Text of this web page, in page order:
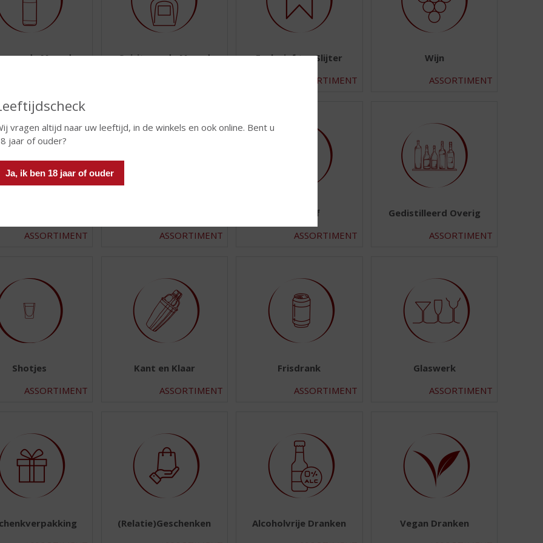
vragen altijd naar uw leeftijd, in de winkels en ook online. Bent u
jaar of ouder?
Ja, ik ben 18 jaar of ouder
van de Maand
Spirit van de Maand
Exclusief topSlijter
ASSORTIMENT
Wijn
ASSORTIMENT
ASSORTIMENT
ASSORTIMENT
Aperitief
ASSORTIMENT
Gedistilleerd Overig
ASSORTIMENT
Shotjes
ASSORTIMENT
Kant en Klaar
ASSORTIMENT
Frisdrank
ASSORTIMENT
Glaswerk
ASSORTIMENT
(Relatie)Geschenken
Alcoholvrije Dranken
Vegan Dranken